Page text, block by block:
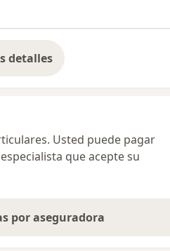
detalles
la dirección
Usted puede pagar
que acepte su
por aseguradora